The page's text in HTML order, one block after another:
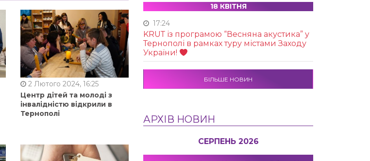
2 Лютого 2024, 16:25
Центр дітей та молоді з
інвалідністю відкрили в
Тернополі
18 КВІТНЯ
17:24
KRUТ із програмою “Весняна акустика” у
Тернополі в рамках туру містами Заходу
України!
БІЛЬШЕ НОВИН
АРХІВ НОВИН
СЕРПЕНЬ 2026